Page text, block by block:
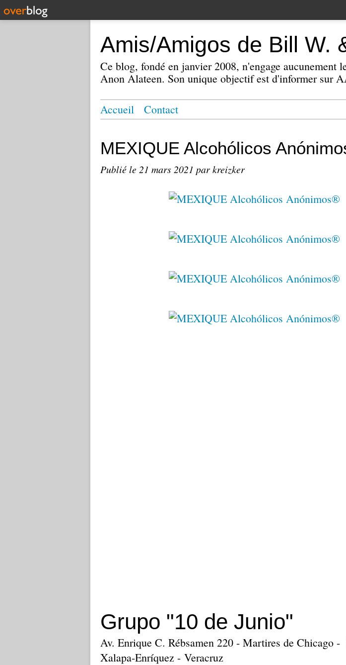
Amis/Amigos de Bill W.
Ce blog, fondé en janvier 2008, n'engage
Anon Alateen. Son unique objectif est d'informer sur
Accueil Contact
MEXIQUE Alcohólicos
Publié le 21 mars 2021 par kreizker
Grupo "10 de Junio"
Av. Enrique C. Rébsamen 220 - Martires de Chicago
Xalapa-Enríquez - Veracruz